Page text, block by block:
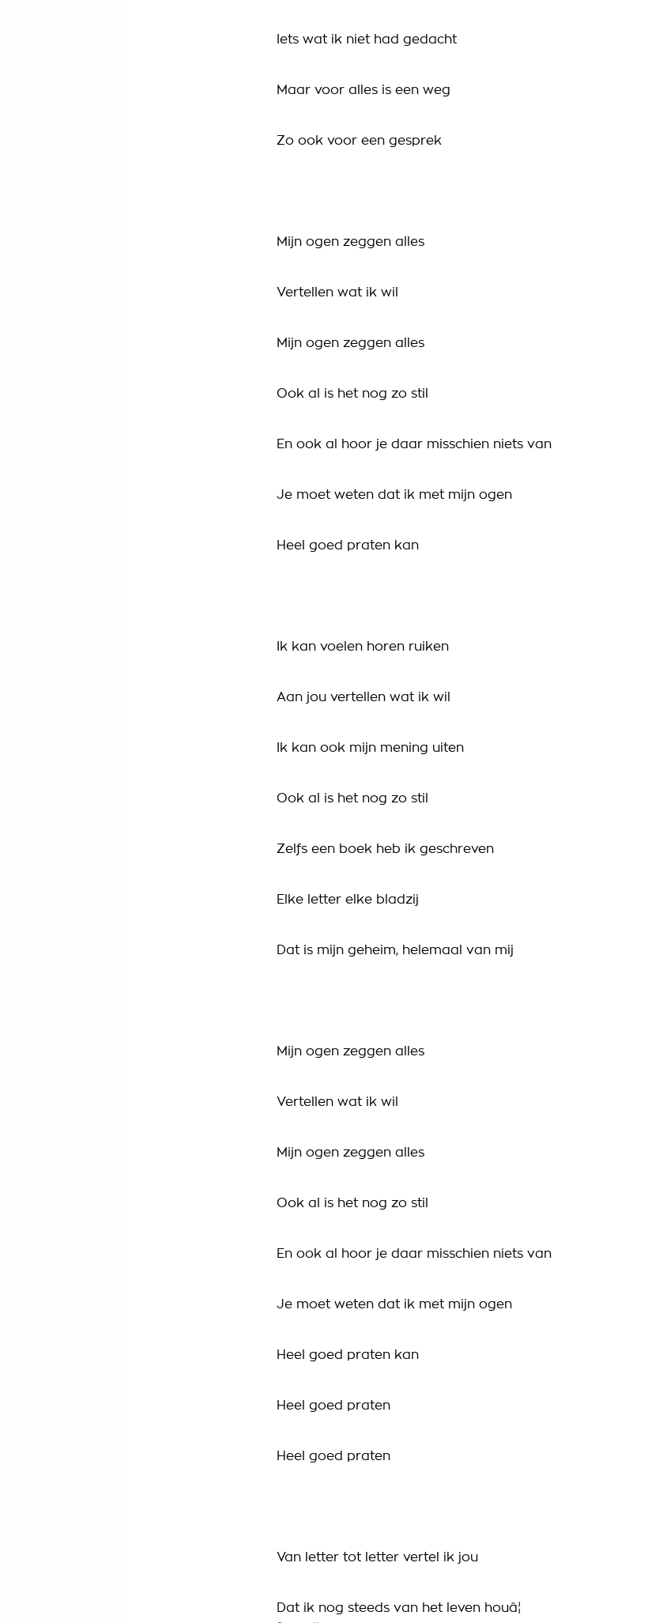
Iets wat ik niet had gedacht
Maar voor alles is een weg
Zo ook voor een gesprek
Mijn ogen zeggen alles
Vertellen wat ik wil
Mijn ogen zeggen alles
Ook al is het nog zo stil
En ook al hoor je daar misschien niets van
Je moet weten dat ik met mijn ogen
Heel goed praten kan
Ik kan voelen horen ruiken
Aan jou vertellen wat ik wil
Ik kan ook mijn mening uiten
Ook al is het nog zo stil
Zelfs een boek heb ik geschreven
Elke letter elke bladzij
Dat is mijn geheim, helemaal van mij
Mijn ogen zeggen alles
Vertellen wat ik wil
Mijn ogen zeggen alles
Ook al is het nog zo stil
En ook al hoor je daar misschien niets van
Je moet weten dat ik met mijn ogen
Heel goed praten kan
Heel goed praten
Heel goed praten
Van letter tot letter vertel ik jou
Dat ik nog steeds van het leven houâ¦